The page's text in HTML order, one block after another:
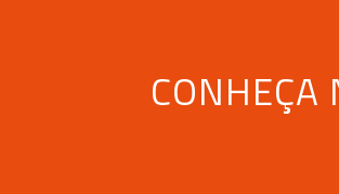
CONHEÇA